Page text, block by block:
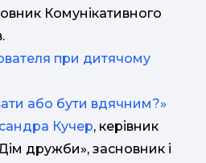
Комунікативного
при дитячому
або бути вдячним?»
Кучер, керівник
дружби», засновник і